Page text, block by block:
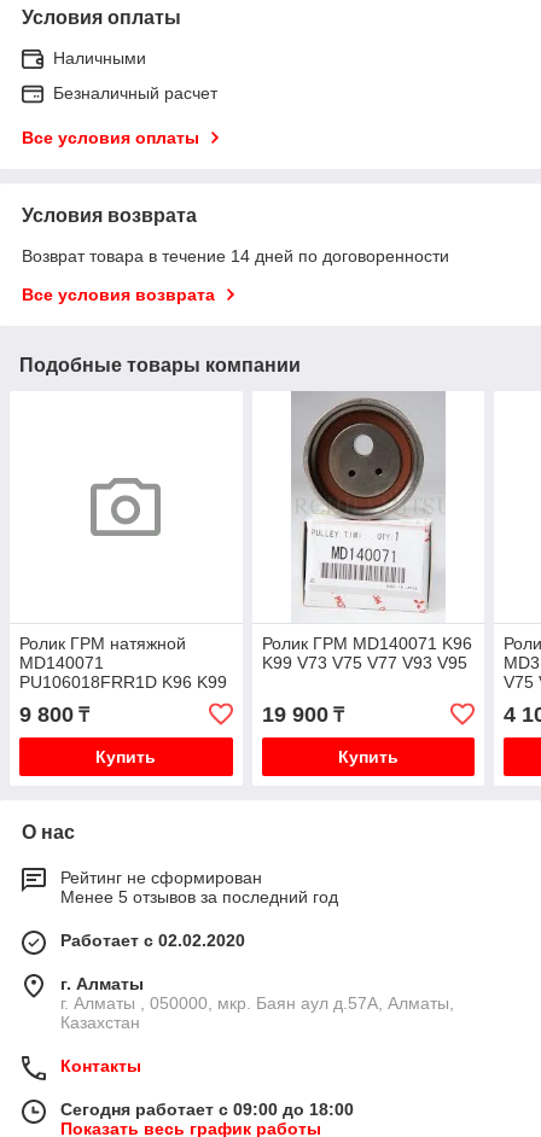
Условия оплаты
Наличными
Безналичный расчет
Все условия оплаты
Условия возврата
Возврат товара в течение 14 дней по договоренности
Все условия возврата
Подобные товары компании
Ролик ГРМ натяжной
MD140071
PU106018FRR1D K96 K99
V73 V75 V77 V93 V95
9 800 ₸
Купить
Ролик ГРМ MD140071 K96
K99 V73 V75 V77 V93 V95
19 900₸
Купить
V75
4
О нас
Рейтинг не сформирован
Менее 5 отзывов за последний год
Работает с 02.02.2020
г. Алматы
г. Алматы , 050000, мкр. Баян аул д.57А, Алматы,
Казахстан
Контакты
Сегодня работает с 09:00 до 18:00
Показать весь график работы